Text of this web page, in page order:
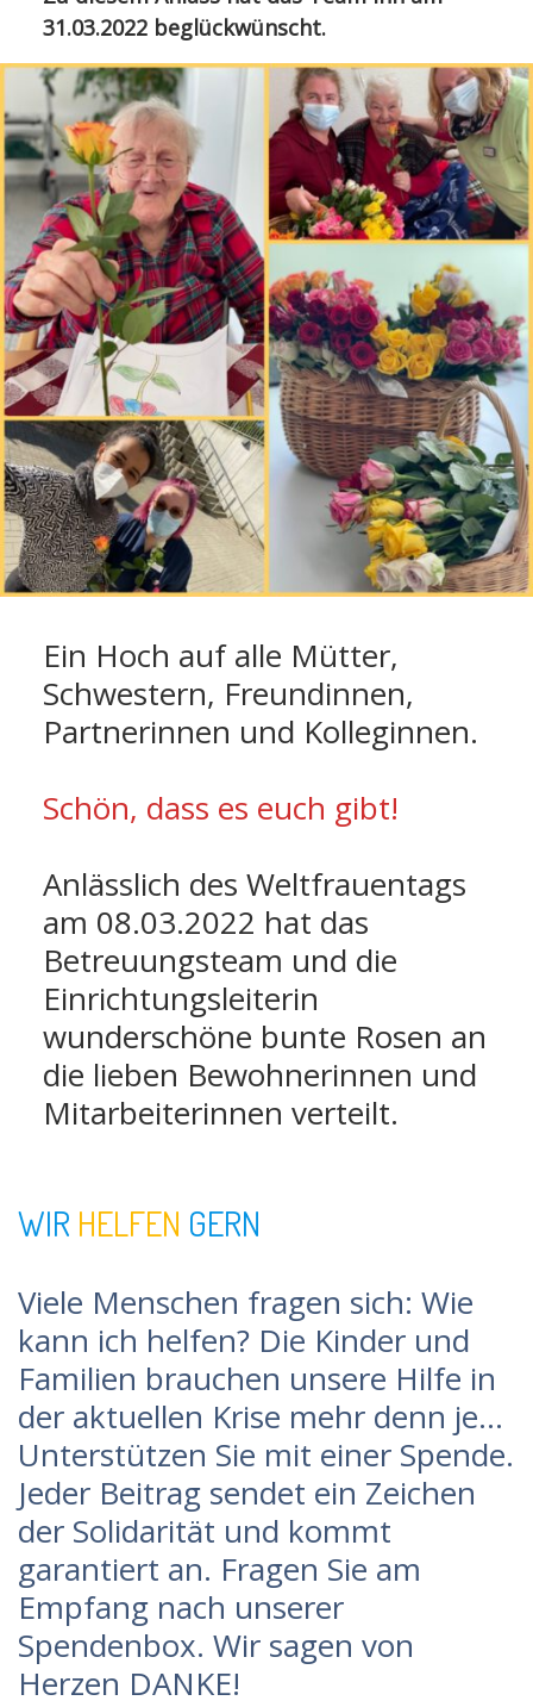
31.03.2022 beglückwünscht.
Ein Hoch auf alle Mütter,
Schwestern, Freundinnen,
Partnerinnen und Kolleginnen.
Schön, dass es euch gibt!
Anlässlich des Weltfrauentags
am 08.03.2022 hat das
Betreuungsteam und die
Einrichtungsleiterin
wunderschöne bunte Rosen an
die lieben Bewohnerinnen und
Mitarbeiterinnen verteilt.
WIR HELFEN GERN
Viele Menschen fragen sich: Wie
kann ich helfen? Die Kinder und
Familien brauchen unsere Hilfe in
der aktuellen Krise mehr denn je…
Unterstützen Sie mit einer Spende.
Jeder Beitrag sendet ein Zeichen
der Solidarität und kommt
garantiert an. Fragen Sie am
Empfang nach unserer
Spendenbox. Wir sagen von
Herzen DANKE!